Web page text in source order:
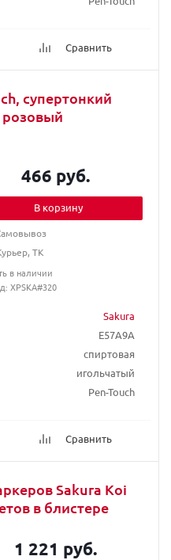
Сравнить
супертонкий
Sakura
E57A9A
спиртовая
игольчатый
Pen-Touch
Сравнить
466 руб.
В корзину
ТК
в наличии
XPSKA#320
Sakura Koi
в блистере
1 221 руб.